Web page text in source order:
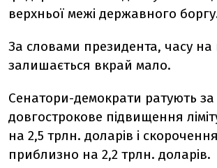
верхньої межі державного
За словами президента, часу на
залишається вкрай мало.
Сенатори-демократи ратують за
довгострокове підвищення
на 2,5 трлн. доларів і
приблизно на 2,2 трлн. доларів.